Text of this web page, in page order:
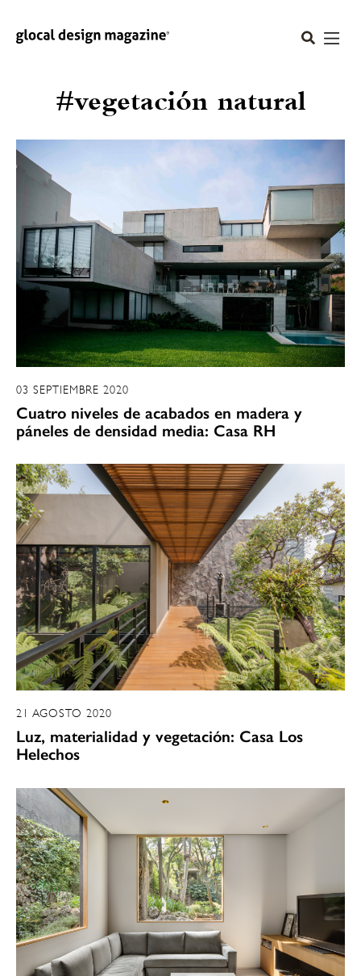
#vegetación natural
03 SEPTIEMBRE 2020
Cuatro niveles de acabados en madera y
páneles de densidad media: Casa RH
21 AGOSTO 2020
Luz, materialidad y vegetación: Casa Los
Helechos